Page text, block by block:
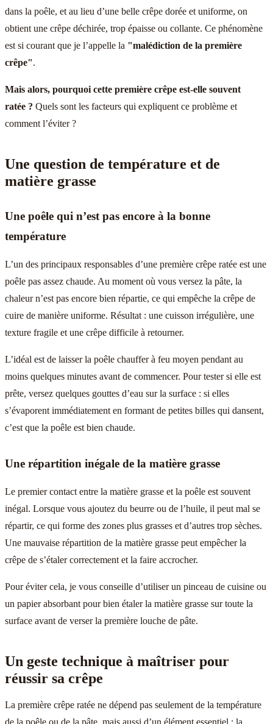
dans la poêle, et au lieu d’une belle crêpe dorée et uniforme, on
obtient une crêpe déchirée, trop épaisse ou collante. Ce phénomène
est si courant que je l’appelle la "malédiction de la première
crêpe".
Mais alors, pourquoi cette première crêpe est-elle souvent
ratée ? Quels sont les facteurs qui expliquent ce problème et
comment l’éviter ?
Une question de température et de
matière grasse
Une poêle qui n’est pas encore à la bonne
température
L’un des principaux responsables d’une première crêpe ratée est une
poêle pas assez chaude. Au moment où vous versez la pâte, la
chaleur n’est pas encore bien répartie, ce qui empêche la crêpe de
cuire de manière uniforme. Résultat : une cuisson irrégulière, une
texture fragile et une crêpe difficile à retourner.
L’idéal est de laisser la poêle chauffer à feu moyen pendant au
moins quelques minutes avant de commencer. Pour tester si elle est
prête, versez quelques gouttes d’eau sur la surface : si elles
s’évaporent immédiatement en formant de petites billes qui dansent,
c’est que la poêle est bien chaude.
Une répartition inégale de la matière grasse
Le premier contact entre la matière grasse et la poêle est souvent
inégal. Lorsque vous ajoutez du beurre ou de l’huile, il peut mal se
répartir, ce qui forme des zones plus grasses et d’autres trop sèches.
Une mauvaise répartition de la matière grasse peut empêcher la
crêpe de s’étaler correctement et la faire accrocher.
Pour éviter cela, je vous conseille d’utiliser un pinceau de cuisine ou
un papier absorbant pour bien étaler la matière grasse sur toute la
surface avant de verser la première louche de pâte.
Un geste technique à maîtriser pour
réussir sa crêpe
La première crêpe ratée ne dépend pas seulement de la température
de la poêle ou de la pâte, mais aussi d’un élément essentiel : la